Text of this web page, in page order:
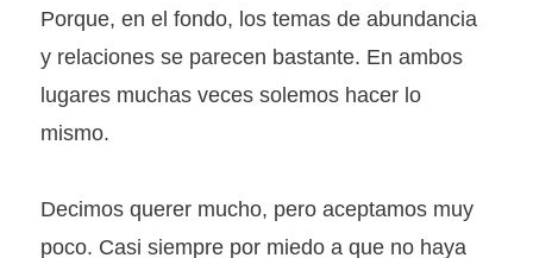
Porque, en el fondo, los temas de abundancia
y relaciones se parecen bastante. En ambos
lugares muchas veces solemos hacer lo
mismo.
Decimos querer mucho, pero aceptamos muy
poco. Casi siempre por miedo a que no haya